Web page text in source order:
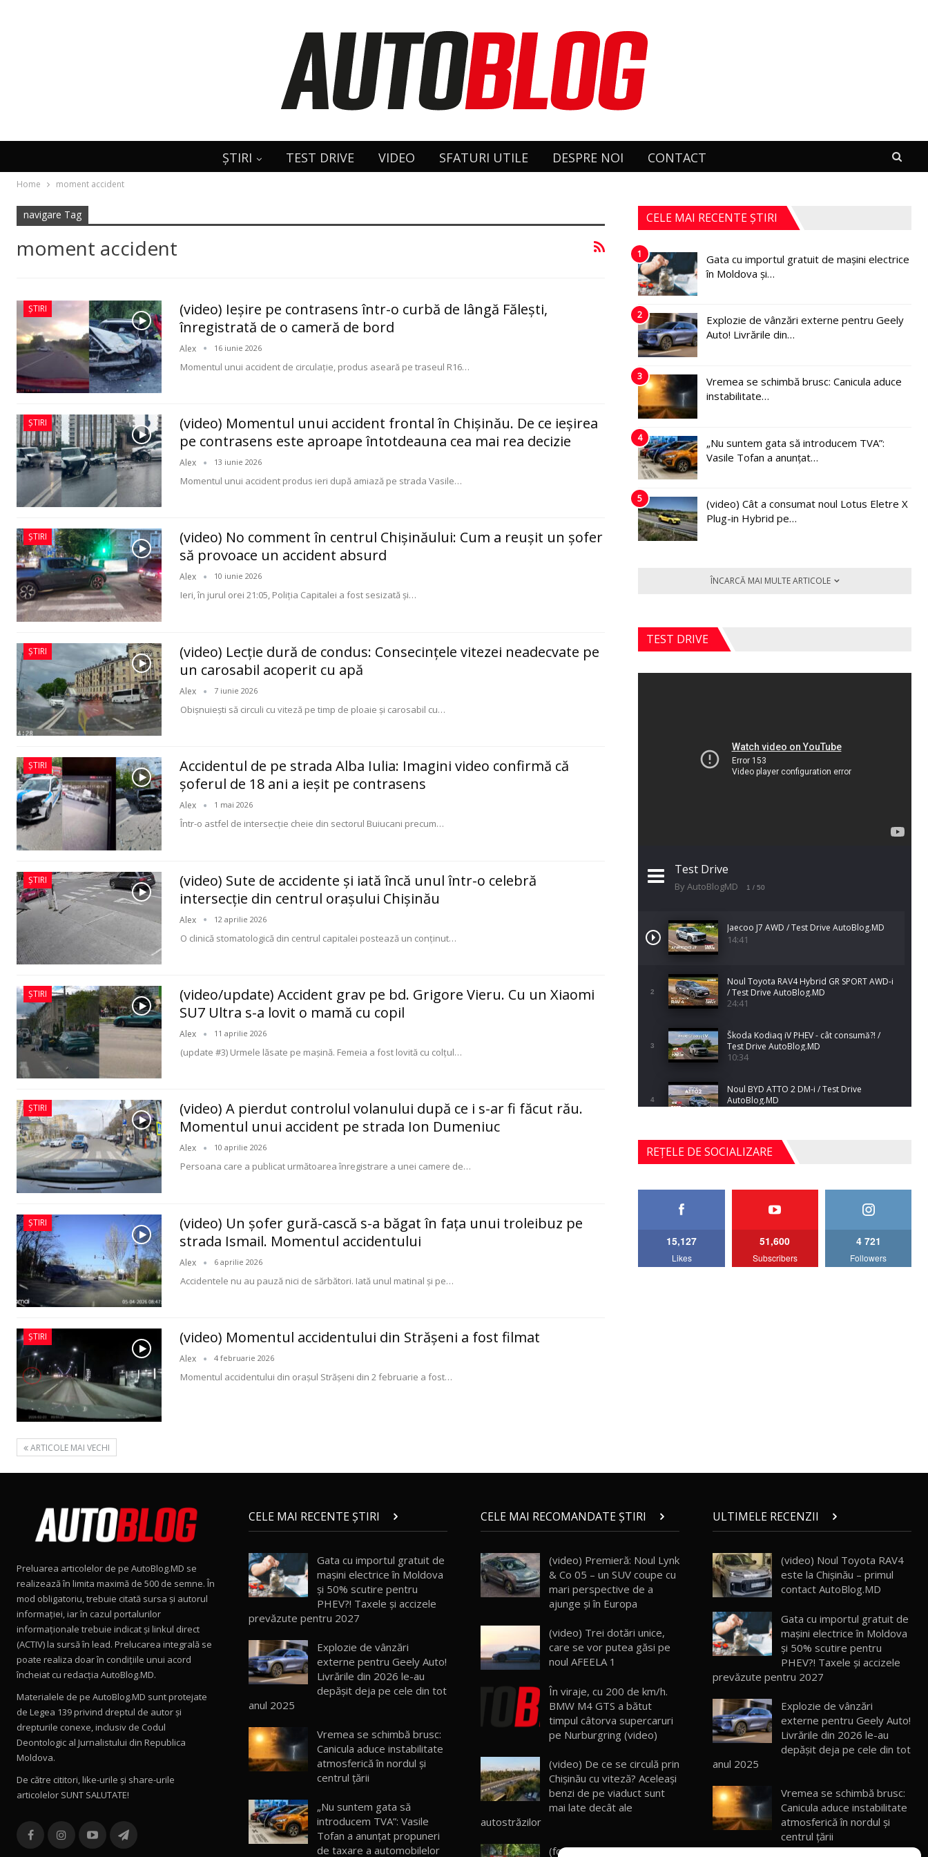
ȘTIRI TEST DRIVE VIDEO SFATURI UTILE DESPRE NOI CONTACT
Home moment accident
navigare Tag
moment accident
ȘTIRI
(video) Ieșire pe contrasens într-o curbă de lângă Fălești,
înregistrată de o cameră de bord
Alex 16 iunie 2026
Momentul unui accident de circulație, produs aseară pe traseul R16…
ȘTIRI
(video) Momentul unui accident frontal în Chișinău. De ce ieșirea
pe contrasens este aproape întotdeauna cea mai rea decizie
Alex 13 iunie 2026
Momentul unui accident produs ieri după amiază pe strada Vasile…
ȘTIRI
(video) No comment în centrul Chișinăului: Cum a reușit un șofer
să provoace un accident absurd
Alex 10 iunie 2026
Ieri, în jurul orei 21:05, Poliția Capitalei a fost sesizată și…
ȘTIRI
(video) Lecție dură de condus: Consecințele vitezei neadecvate pe
un carosabil acoperit cu apă
Alex 7 iunie 2026
Obișnuiești să circuli cu viteză pe timp de ploaie și carosabil cu…
ȘTIRI
Accidentul de pe strada Alba Iulia: Imagini video confirmă că
șoferul de 18 ani a ieșit pe contrasens
Alex 1 mai 2026
Într-o astfel de intersecție cheie din sectorul Buiucani precum…
ȘTIRI
(video) Sute de accidente și iată încă unul într-o celebră
intersecție din centrul orașului Chișinău
Alex 12 aprilie 2026
O clinică stomatologică din centrul capitalei postează un conținut…
ȘTIRI
(video/update) Accident grav pe bd. Grigore Vieru. Cu un Xiaomi
SU7 Ultra s-a lovit o mamă cu copil
Alex 11 aprilie 2026
(update #3) Urmele lăsate pe mașină. Femeia a fost lovită cu colțul…
ȘTIRI
(video) A pierdut controlul volanului după ce i s-ar fi făcut rău.
Momentul unui accident pe strada Ion Dumeniuc
Alex 10 aprilie 2026
Persoana care a publicat următoarea înregistrare a unei camere de…
ȘTIRI
(video) Un șofer gură-cască s-a băgat în fața unui troleibuz pe
strada Ismail. Momentul accidentului
Alex 6 aprilie 2026
Accidentele nu au pauză nici de sărbători. Iată unul matinal și pe…
ȘTIRI (video) Momentul accidentului din Strășeni a fost filmat
Alex 4 februarie 2026
Momentul accidentului din orașul Strășeni din 2 februarie a fost…
ARTICOLE MAI VECHI
CELE MAI RECENTE ȘTIRI
1
Gata cu importul gratuit de mașini electrice
în Moldova și…
2
Explozie de vânzări externe pentru Geely
Auto! Livrările din…
3
Vremea se schimbă brusc: Canicula aduce
instabilitate…
4
„Nu suntem gata să introducem TVA”:
Vasile Tofan a anunțat…
5
(video) Cât a consumat noul Lotus Eletre X
Plug-in Hybrid pe…
ÎNCARCĂ MAI MULTE ARTICOLE
TEST DRIVE
Test Drive
By AutoBlogMD 1 / 50
Jaecoo J7 AWD / Test Drive AutoBlog.MD
14:41
2
Noul Toyota RAV4 Hybrid GR SPORT AWD-i
/ Test Drive AutoBlog.MD
24:41
3
Škoda Kodiaq iV PHEV - cât consumă?! /
Test Drive AutoBlog.MD
10:34
4
Noul BYD ATTO 2 DM-i / Test Drive
AutoBlog.MD
5
Noul Mercedes-Benz S-Class facelift (S 580
4MATIC V223) / Test Drive AutoBlog.MD
27:33
AutoBlog.MD
12
Noul MG HS / Test Drive AutoBlog.MD
16:48
ROX 01: Test drive cu noul SUV chinezesc
care combină aventura cu luxul /
AutoBlog.MD
36:08
14
ZEEKR 9X în Moldova: Am condus gigantul
chinez care face lumea să se întoarcă
după el / AutoBlog.MD
17:27
15
Noua Mazda CX-5 / Test Drive
14:37
Cum merge? Škoda Octavia 4×4 DSG
facelift // AutoBlogMD
13:10
Lotus Eletre R / Test Drive AutoBlog.MD
20:06
Va fi modelul nr.1 BYD în Moldova? BYD
REȚELE DE SOCIALIZARE
15,127
Likes
51,600
Subscribers
4 721
Followers
Preluarea articolelor de pe AutoBlog.MD se
realizează în limita maximă de 500 de semne. În
mod obligatoriu, trebuie citată sursa și autorul
informației, iar în cazul portalurilor
informaționale trebuie indicat și linkul direct
(ACTIV) la sursă în lead. Prelucarea integrală se
poate realiza doar în condițiile unui acord
încheiat cu redacţia AutoBlog.MD.
Materialele de pe AutoBlog.MD sunt protejate
de Legea 139 privind dreptul de autor și
drepturile conexe, inclusiv de Codul
Deontologic al Jurnalistului din Republica
Moldova.
De către cititori, like-urile şi share-urile
articolelor SUNT SALUTATE!
CELE MAI RECENTE ȘTIRI
Gata cu importul gratuit de
mașini electrice în Moldova
și 50% scutire pentru
PHEV?! Taxele și accizele
prevăzute pentru 2027
Explozie de vânzări
externe pentru Geely Auto!
Livrările din 2026 le-au
depășit deja pe cele din tot
anul 2025
Vremea se schimbă brusc:
Canicula aduce instabilitate
atmosferică în nordul și
centrul țării
„Nu suntem gata să
introducem TVA”: Vasile
Tofan a anunțat propuneri
de taxare a automobilelor
CELE MAI RECOMANDATE ȘTIRI
(video) Premieră: Noul Lynk
& Co 05 – un SUV coupe cu
mari perspective de a
ajunge şi în Europa
(video) Trei dotări unice,
care se vor putea găsi pe
noul AFEELA 1
În viraje, cu 200 de km/h.
BMW M4 GTS a bătut
timpul câtorva supercaruri
pe Nurburgring (video)
(video) De ce se circulă prin
Chişinău cu viteză? Aceleaşi
benzi de pe viaduct sunt
mai late decât ale
autostrăzilor
(foto) No comment: Acea
ULTIMELE RECENZII
(video) Noul Toyota RAV4
este la Chișinău – primul
contact AutoBlog.MD
Gata cu importul gratuit de
mașini electrice în Moldova
și 50% scutire pentru
PHEV?! Taxele și accizele
prevăzute pentru 2027
Explozie de vânzări
externe pentru Geely Auto!
Livrările din 2026 le-au
depășit deja pe cele din tot
anul 2025
Vremea se schimbă brusc:
Canicula aduce instabilitate
atmosferică în nordul și
centrul țării